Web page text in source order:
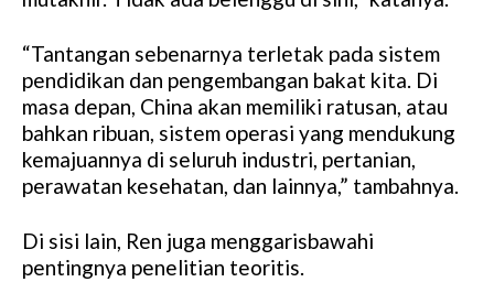
“Tantangan sebenarnya terletak pada sistem
pendidikan dan pengembangan bakat kita. Di
masa depan, China akan memiliki ratusan, atau
bahkan ribuan, sistem operasi yang mendukung
kemajuannya di seluruh industri, pertanian,
perawatan kesehatan, dan lainnya,” tambahnya.
Di sisi lain, Ren juga menggarisbawahi
pentingnya penelitian teoritis.